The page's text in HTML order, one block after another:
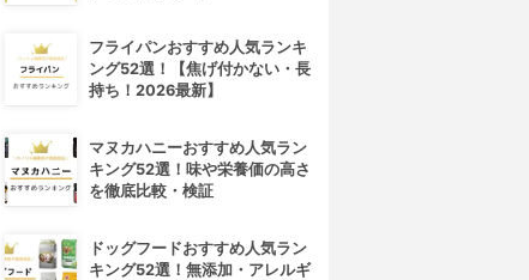
フライパンおすすめ人気ランキ
ング52選！【焦げ付かない・長
持ち！2026最新】
マヌカハニーおすすめ人気ラン
キング52選！味や栄養価の高さ
を徹底比較・検証
ドッグフードおすすめ人気ラン
キング52選！無添加・アレルギ